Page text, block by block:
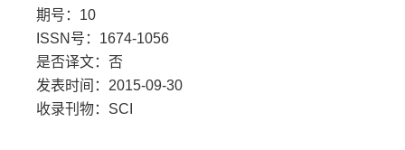
期号：10
ISSN号：1674-1056
是否译文：否
发表时间：2015-09-30
收录刊物：SCI